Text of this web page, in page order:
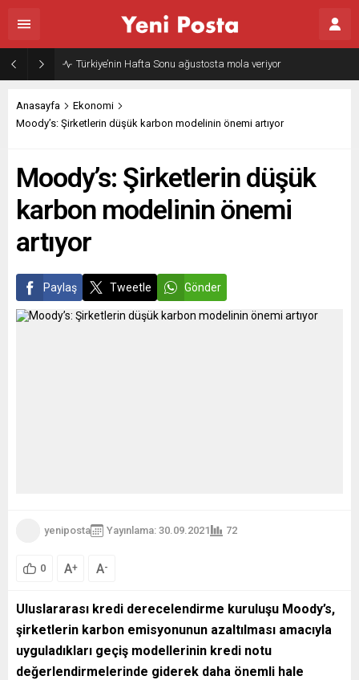
Türkiye’nin Hafta Sonu ağustosta mola veriyor
Anasayfa
Ekonomi
Moody’s: Şirketlerin düşük karbon modelinin önemi artıyor
Moody’s: Şirketlerin düşük
karbon modelinin önemi
artıyor
Paylaş Tweetle Gönder
yeniposta Yayınlama: 30.09.2021 72
0 A+ A-
Uluslararası kredi derecelendirme kuruluşu Moody’s,
şirketlerin karbon emisyonunun azaltılması amacıyla
uyguladıkları geçiş modellerinin kredi notu
değerlendirmelerinde giderek daha önemli hale